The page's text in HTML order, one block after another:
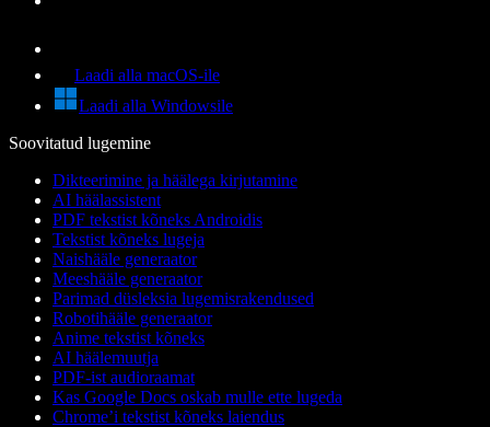
Laadi alla macOS-ile
Laadi alla Windowsile
Soovitatud lugemine
Dikteerimine ja häälega kirjutamine
AI häälassistent
PDF tekstist kõneks Androidis
Tekstist kõneks lugeja
Naishääle generaator
Meeshääle generaator
Parimad düsleksia lugemisrakendused
Robotihääle generaator
Anime tekstist kõneks
AI häälemuutja
PDF-ist audioraamat
Kas Google Docs oskab mulle ette lugeda
Chrome’i tekstist kõneks laiendus